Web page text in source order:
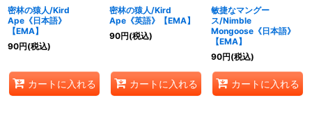
密林の猿人/Kird
Ape《日本語》
【EMA】
90円(税込)
カートに入れる
密林の猿人/Kird
Ape《英語》【EMA】
90円(税込)
カートに入れる
敏捷なマングー
ス/Nimble
Mongoose《日本語》
【EMA】
90円(税込)
カートに入れる